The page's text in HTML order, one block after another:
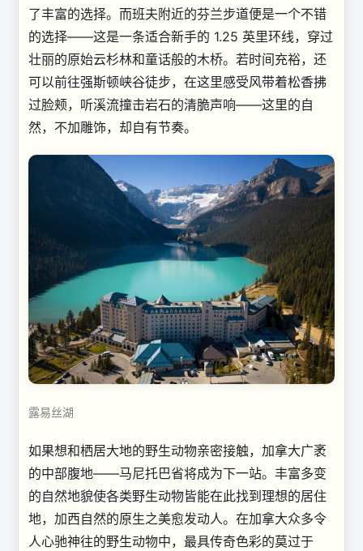
了丰富的选择。而班夫附近的芬兰步道便是一个不错
的选择——这是一条适合新手的 1.25 英里环线，穿过
壮丽的原始云杉林和童话般的木桥。若时间充裕，还
可以前往强斯顿峡谷徒步，在这里感受风带着松香拂
过脸颊，听溪流撞击岩石的清脆声响——这里的自
然，不加雕饰，却自有节奏。
露易丝湖
如果想和栖居大地的野生动物亲密接触，加拿大广袤
的中部腹地——马尼托巴省将成为下一站。丰富多变
的自然地貌使各类野生动物皆能在此找到理想的居住
地，加西自然的原生之美愈发动人。在加拿大众多令
人心驰神往的野生动物中，最具传奇色彩的莫过于